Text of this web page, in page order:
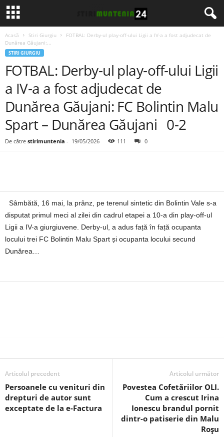
Acasă Stiri Giurgiu
FOTBAL: Derby-ul play-off-ului Ligii a IV-a a fost adjudecat de
Dunărea Găujani:...
STIRI GIURGIU
FOTBAL: Derby-ul play-off-ului Ligii
a IV-a a fost adjudecat de
Dunărea Găujani: FC Bolintin Malu
Spart – Dunărea Găujani 0-2
De către stirimuntenia - 19/05/2026 111 0
Sâmbătă, 16 mai, la prânz, pe terenul sintetic din Bolintin Vale s-a
disputat primul meci al zilei din cadrul etapei a 10-a din play-off-ul
Ligii a IV-a giurgiuvene. Derby-ul, a adus față în față ocupanta
locului trei FC Bolintin Malu Spart și ocupanta locului secund
Dunărea…
Articolul precedent
Persoanele cu venituri din
drepturi de autor sunt
exceptate de la e-Factura
Articolul următor
Povestea Cofetăriilor OLI.
Cum a crescut Irina
Ionescu brandul pornit
dintr-o patiserie din Malu
Roșu